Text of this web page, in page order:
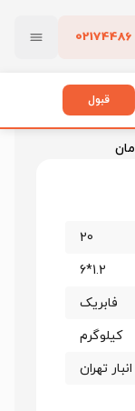
02174486
پاک کردن
ورق سیاه فابریک قطعات st37 ضخامت 20
20
1.2*6
فابریک
کیلوگرم
انبار تهران
قبول